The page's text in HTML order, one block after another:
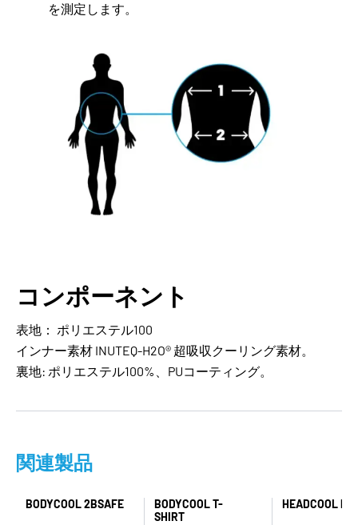
を測定します。
コンポーネント
表地： ポリエステル100
インナー素材 INUTEQ-H2O® 超吸収クーリング素材。
裏地: ポリエステル100%、PUコーティング。
関連製品
BODYCOOL 2BSAFE
BODYCOOL T-
SHIRT
HEADCOOL